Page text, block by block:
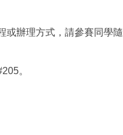
或辦理方式，請參賽同學隨
。